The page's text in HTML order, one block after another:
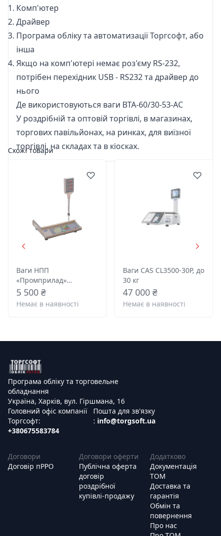
Комп'ютер
Драйвер
Програма облікута автоматизаціїТоргсофт, або
інша
Якщо на комп'ютері немає роз'єму RS-232,
потрібен перехідник USB - RS232та драйвер до
нього
Де використовуються ваги ВТА-60/30-53-АС
У роздрібній та оптовій торгівлі, в магазинах,
торгових павільйонах, на ринках, для виїзної
торгівлі, на складах та в кіосках.
Схожі товари
Ваги НПП
«Промприлад»
ВТА-60/15-5-А з
вбудованим
акумулятором
5 500 ₴
Немає в наявності
Ваги CAS CL3500-30P, до
30 кг
47 000 ₴
Немає в наявності
Програма обліку та торговельне
обладнання
Україна, Харків, вул. Гіршмана, 16
Головний офіс компанії
Торгсофт:
+380675583784
Пошта для зв'язку
: info@torgsoft.ua
Договори
Договір пРРО
Договори оферти
Публічна оферта
договір
роздрібної
купівлі-продажу
Додатково
Документація
ТОМ
Доставка та
гарантія
Обмін та
повернення
Про нас